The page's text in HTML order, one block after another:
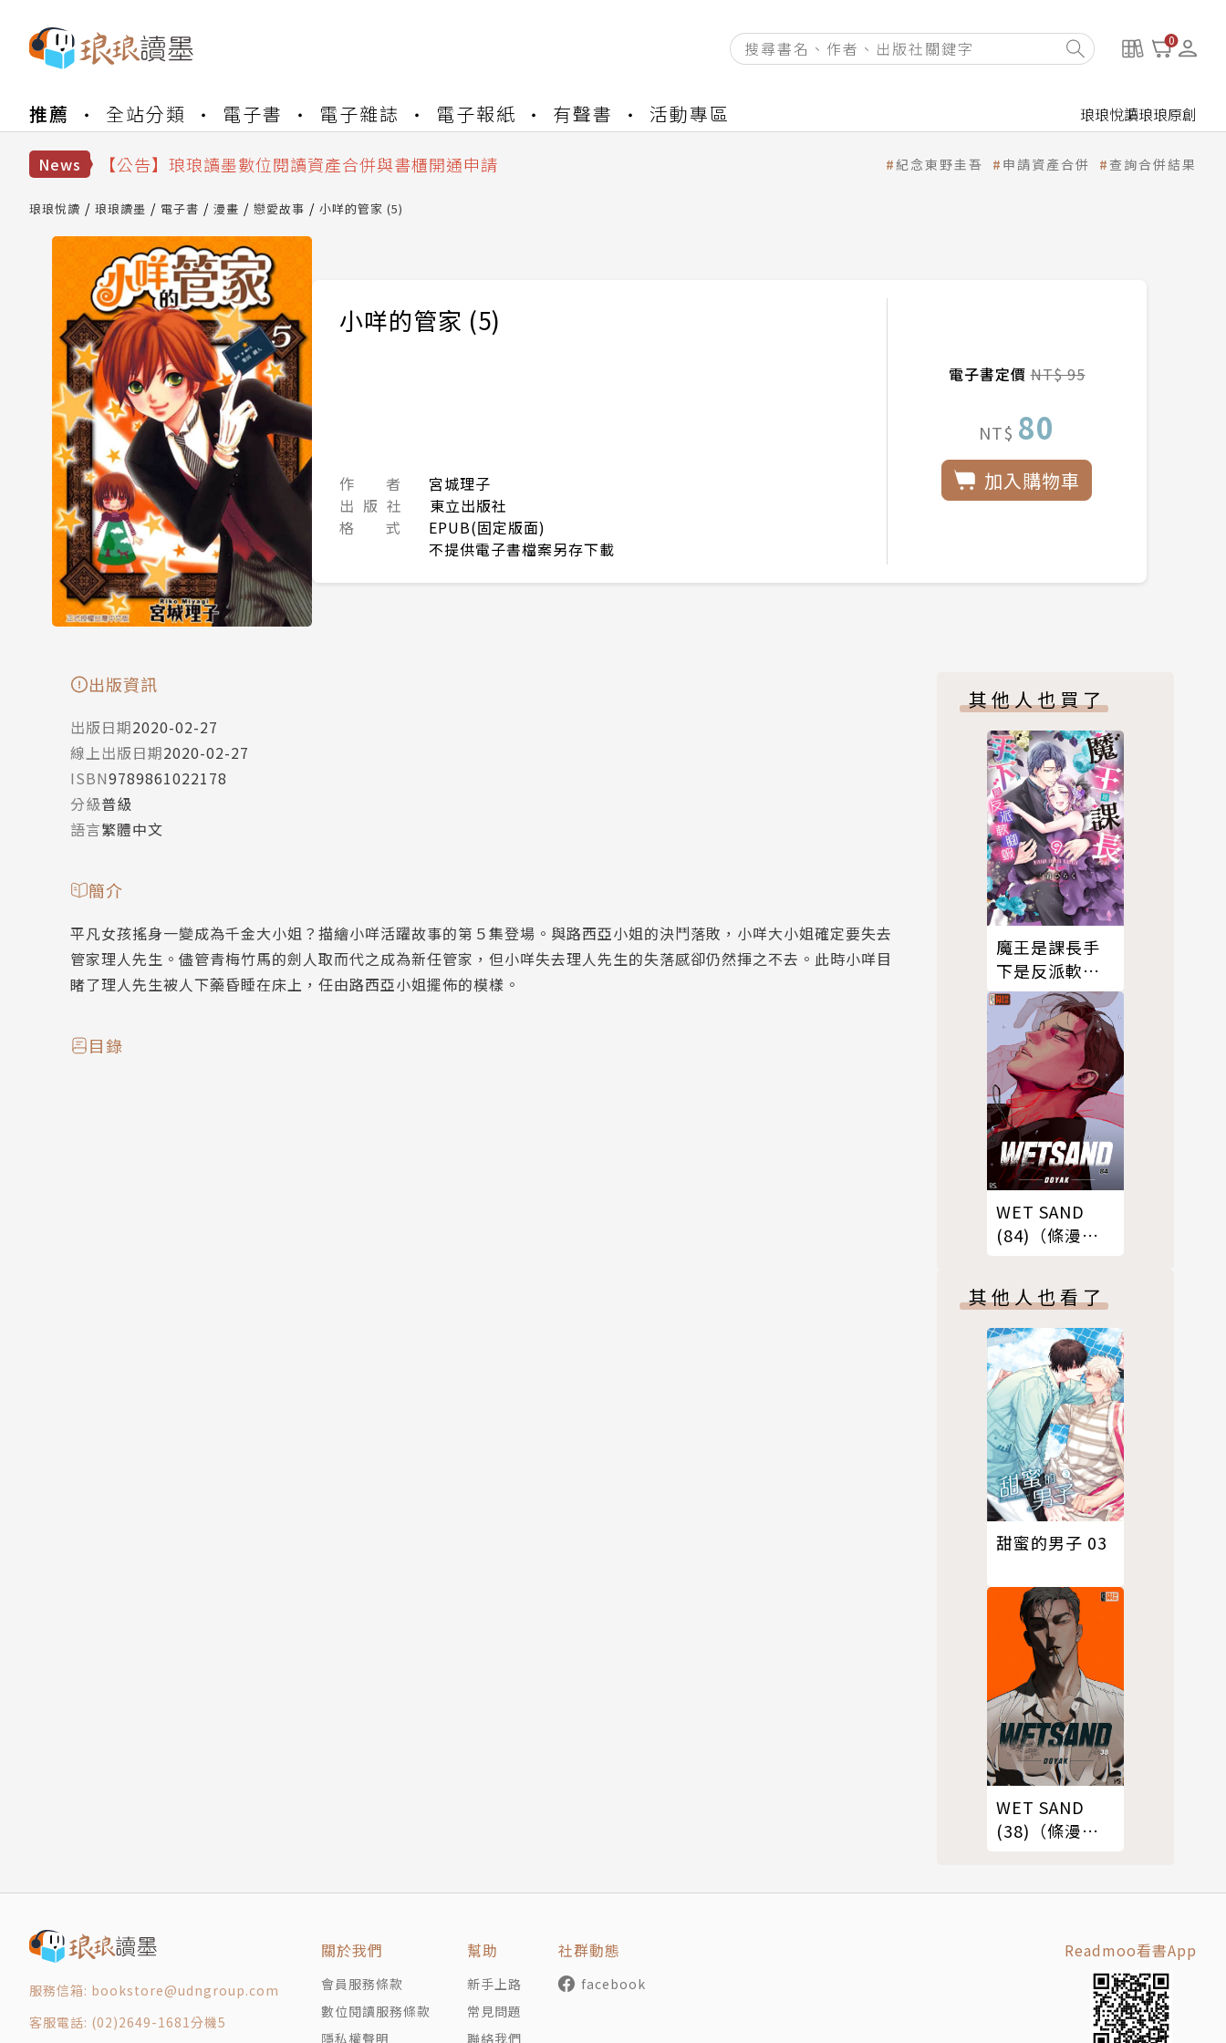
0
推薦 全站分類 電子書 電子雜誌 電子報紙 有聲書 活動專區 琅琅悅讀琅琅原創
News
【公告】琅琅書店服務升級重要說明及資產合併結果查詢
【公告】琅琅讀墨數位閱讀資產合併與書櫃開通申請
【公告】琅琅讀墨 3 分鐘完成書櫃開通與資產合併申請圖文教學
【公告】琅琅書店服務升級重要說明及資產合併結果查詢
【公告】因 Readmoo 讀墨系統維護中，本站同步暫停部分閱讀服務
紀念東野圭吾 申請資產合併 查詢合併結果
琅琅悅讀 琅琅讀墨 電子書 漫畫 戀愛故事 小咩的管家 (5)
小咩的管家 (5)
作 者
宮城理子
出 版 社
東立出版社
格 式
EPUB(固定版面)
不提供電子書檔案另存下載
電子書定價NT$ 95
NT$ 80
加入購物車
出版資訊
出版日期2020-02-27
線上出版日期2020-02-27
ISBN9789861022178
分級普級
語言繁體中文
簡介
平凡女孩搖身一變成為千金大小姐？描繪小咩活躍故事的第５集登場。與路西亞小姐的決鬥落敗，小咩大小姐確定要失去
管家理人先生。儘管青梅竹馬的劍人取而代之成為新任管家，但小咩失去理人先生的失落感卻仍然揮之不去。此時小咩目
睹了理人先生被人下藥昏睡在床上，任由路西亞小姐擺佈的模樣。
目錄
其他人也買了
魔王是課長手
下是反派軟腳
蝦。9
WET SAND
(84)（條漫
其他人也看了
甜蜜的男子 03
WET SAND
(38)（條漫
服務信箱: bookstore@udngroup.com
客服電話: (02)2649-1681分機5
關於我們
會員服務條款
數位閱讀服務條款
隱私權聲明
幫助
新手上路
常見問題
聯絡我們
社群動態
facebook
Readmoo看書App